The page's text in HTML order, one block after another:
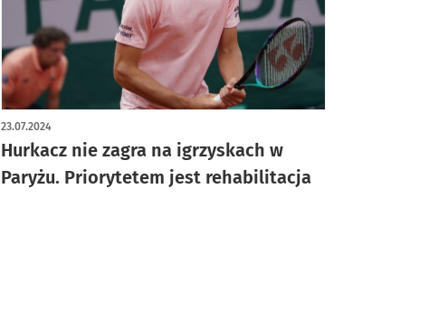
Hurkacz nie zagra na igrzyskach w
Paryżu. Priorytetem jest rehabilitacja
23.07.2024